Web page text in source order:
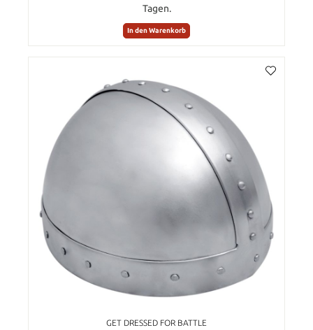
Tagen.
In den Warenkorb
GET DRESSED FOR BATTLE